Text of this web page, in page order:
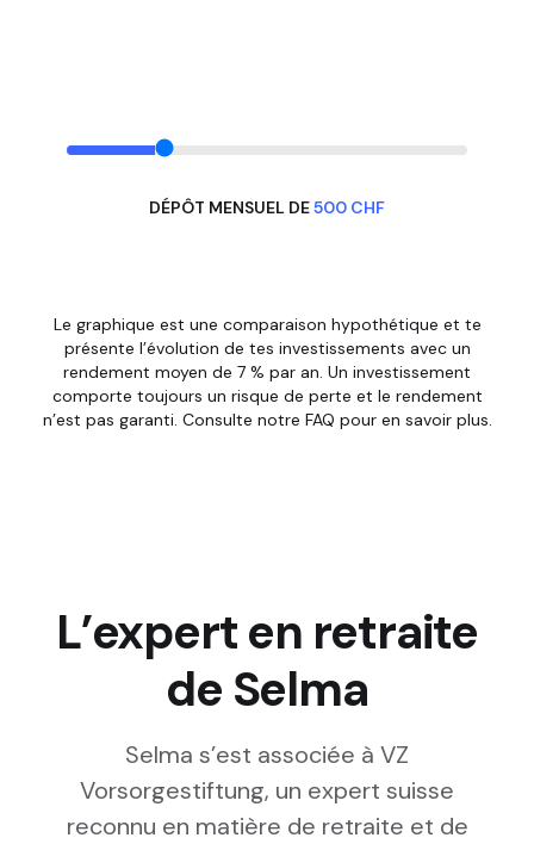
DÉPÔT MENSUEL DE500 CHF
Le graphique est une comparaison hypothétique et te
présente l’évolution de tes investissements avec un
rendement moyen de 7 % par an. Un investissement
comporte toujours un risque de perte et le rendement
n’est pas garanti. Consulte notre FAQ pour en savoir plus.
L’expert en retraite
de Selma
Selma s’est associée à VZ
Vorsorgestiftung, un expert suisse
reconnu en matière de retraite et de